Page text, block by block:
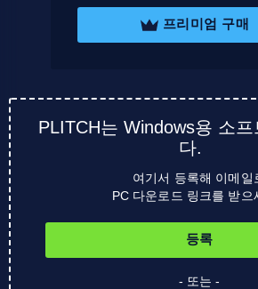
프리미엄 구매
PLITCH는 Windows용 소프
다.
여기서 등록해 이메일
PC 다운로드 링크를 받으
등록
- 또는 -